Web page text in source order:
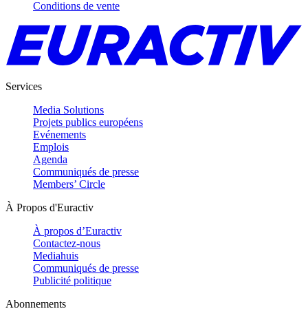
Conditions de vente
Services
Media Solutions
Projets publics européens
Evénements
Emplois
Agenda
Communiqués de presse
Members’ Circle
À Propos d'Euractiv
À propos d’Euractiv
Contactez-nous
Mediahuis
Communiqués de presse
Publicité politique
Abonnements